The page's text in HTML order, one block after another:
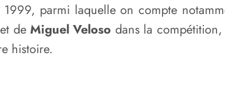
parmi laquelle on compte
et de Miguel Veloso dans la
histoire.